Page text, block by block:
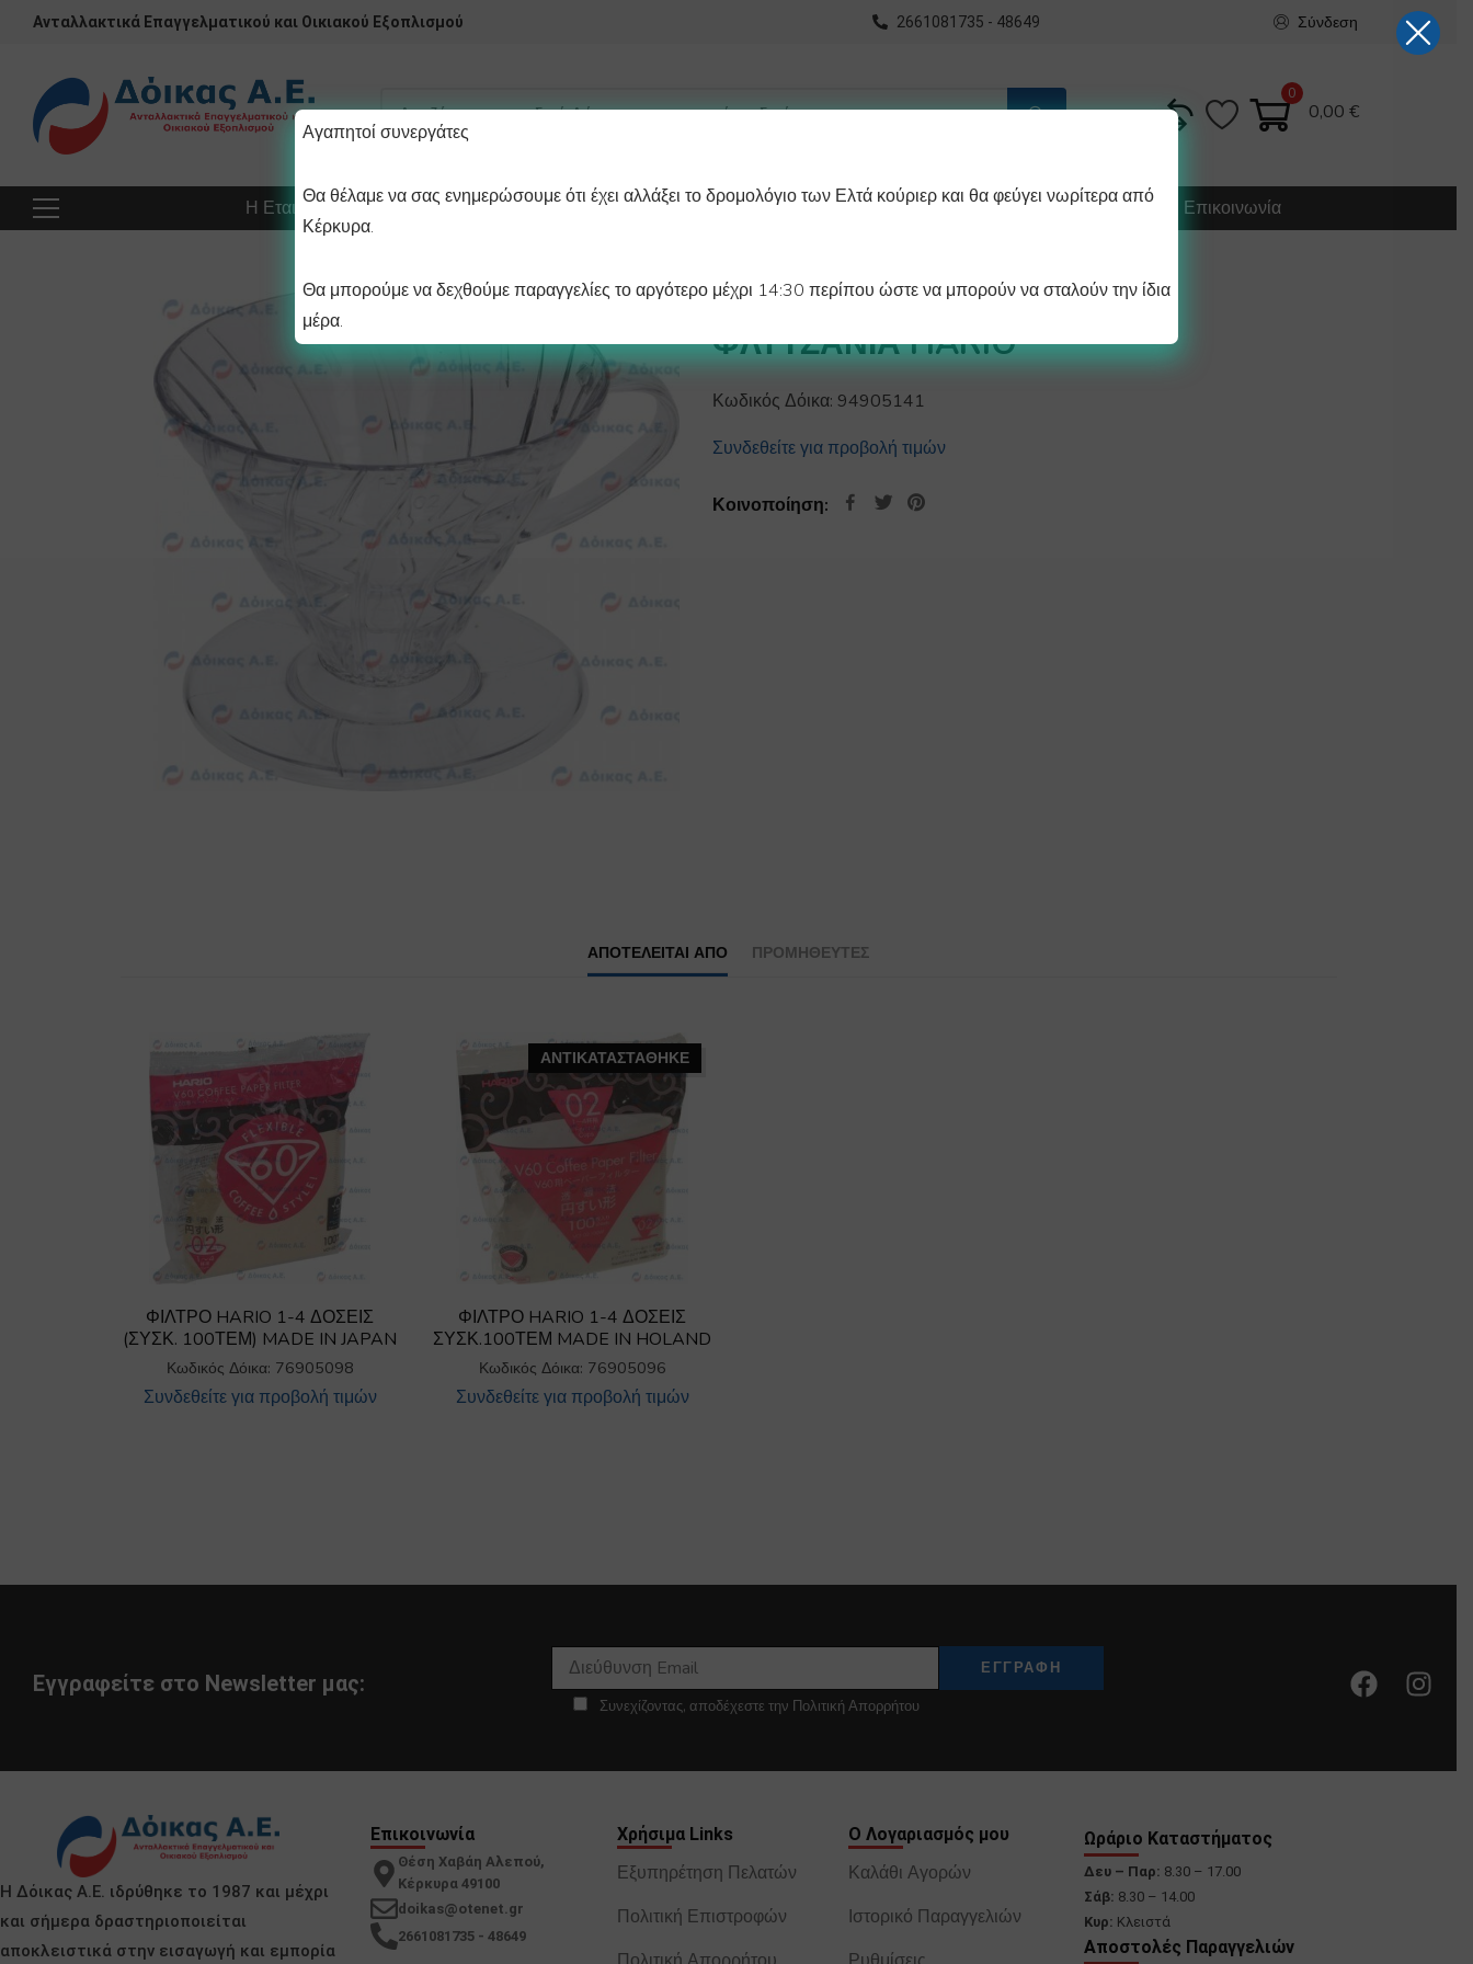
Ανταλλακτικά Επαγγελματικού και Οικιακού Εξοπλισμού 2661081735 - 48649 Σύνδεση
0
0,00€
Η Εταιρεία Προϊόντα Προχωρημένη Αναζήτηση Διαγράμματα Λάστιχα Ψυγείου Κατασκευή Οδηγίες Επικοινωνία
DRIPPER ΠΛΑΣΤΙΚΟ V60 1-4
ΦΛΥΤΖΑΝΙΑ HARIO
Κωδικός Δόικα: 94905141
Συνδεθείτε για προβολή τιμών
Κοινοποίηση:
ΑΠΟΤΕΛΕΊΤΑΙ ΑΠΌ ΠΡΟΜΗΘΕΥΤΕΣ
ΦΙΛΤΡΟ HARIO 1-4 ΔΟΣΕΙΣ
(ΣΥΣΚ. 100ΤΕΜ) MADE IN JAPAN
Κωδικός Δόικα: 76905098
Συνδεθείτε για προβολή τιμών
ΑΝΤΙΚΑΤΑΣΤΑΘΗΚΕ
ΦΙΛΤΡΟ HARIO 1-4 ΔΟΣΕΙΣ
ΣΥΣΚ.100ΤΕΜ MADE IN HOLAND
Κωδικός Δόικα: 76905096
Συνδεθείτε για προβολή τιμών
Εγγραφείτε στο Newsletter μας:
Συνεχίζοντας, αποδέχεστε την Πολιτική Απορρήτου
Η Δόικας Α.Ε. ιδρύθηκε το 1987 και μέχρι
και σήμερα δραστηριοποιείται
αποκλειστικά στην εισαγωγή και εμπορία
Επικοινωνία
Θέση Χαβάη Αλεπού,
Κέρκυρα 49100
doikas@otenet.gr
2661081735 - 48649
Χρήσιμα Links
Εξυπηρέτηση Πελατών
Πολιτική Επιστροφών
Ο Λογαριασμός μου
Καλάθι Αγορών
Ιστορικό Παραγγελιών
Ωράριο Καταστήματος
Δευ – Παρ: 8.30 – 17.00
Σάβ: 8.30 – 14.00
Κυρ: Κλειστά
Αποστολές Παραγγελιών
Αγαπητοί συνεργάτες
Θα θέλαμε να σας ενημερώσουμε ότι έχει αλλάξει το δρομολόγιο των Ελτά κούριερ και θα φεύγει νωρίτερα από
Κέρκυρα.
Θα μπορούμε να δεχθούμε παραγγελίες το αργότερο μέχρι 14:30 περίπου ώστε να μπορούν να σταλούν την ίδια
μέρα.